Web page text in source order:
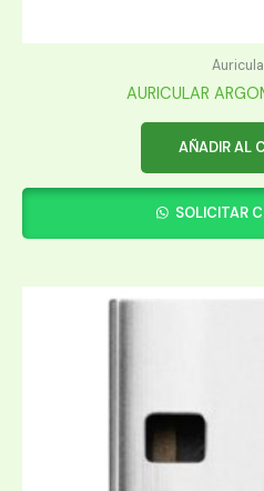
AURICULAR
AÑADIR AL
SOLICITAR